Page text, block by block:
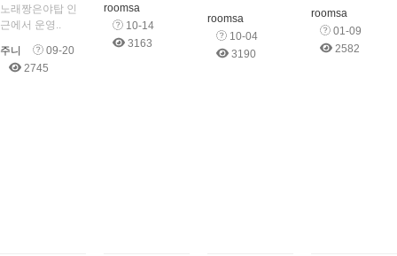
노래짱은야탑 인
근에서 운영..
주니
09-20
2745
roomsa
10-14
3163
roomsa
10-04
3190
roomsa
01-09
2582